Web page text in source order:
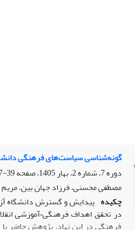
گونه‌شناسی سیاست‌های فرهنگی
دوره 7، شماره 2، بهار 1405، صفحه
39-77
مصطفی محسنی، فرزاد جهان بین،
چکیده پیدایش و گسترش دانشگاه
در تحقق اهداف فرهنگی‑آموزشی
فرهنگی در این نهاد، پژوهش حاضر